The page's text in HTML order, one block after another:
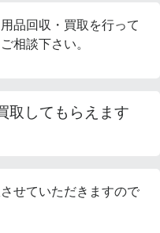
品回収・買取を行って
相談下さい。
取してもらえます
せていただきますので